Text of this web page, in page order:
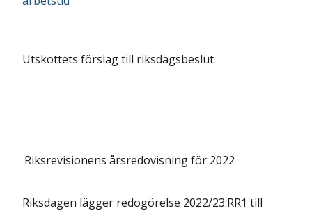
Utskottets förslag till riksdagsbeslut
Riksrevisionens årsredovisning för 2022
Riksdagen lägger redogörelse 2022/23:RR1 till